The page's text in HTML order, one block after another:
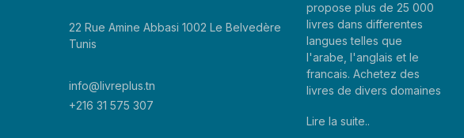
22 Rue Amine Abbasi 1002 Le Belvedère
Tunis
info@livreplus.tn
+216 31 575 307
propose plus de 25 000
livres dans differentes
langues telles que
l'arabe, l'anglais et le
francais. Achetez des
livres de divers domaines
Lire la suite..